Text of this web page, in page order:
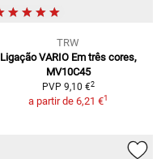
TRW
Ligação VARIO Em três cores,
MV10C45
PVP 9,10 €2
a partir de 6,21 €1